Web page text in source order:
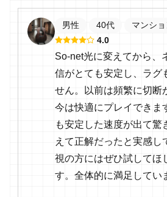
男性 40代
マンショ
4.0
So-net光に変えてから、
信がとても安定し、ラグ
せん。以前は頻繁に切断
今は快適にプレイできま
も安定した速度が出て驚
えて正解だったと実感し
視の方にはぜひ試してほ
す。全体的に満足してい